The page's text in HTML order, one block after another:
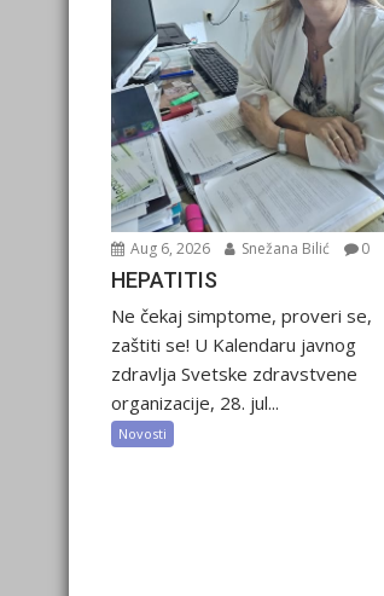
Aug 6, 2026 Snežana Bilić 0
HEPATITIS
Ne čekaj simptome, proveri se,
zaštiti se! U Kalendaru javnog
zdravlja Svetske zdravstvene
organizacije, 28. jul...
Novosti